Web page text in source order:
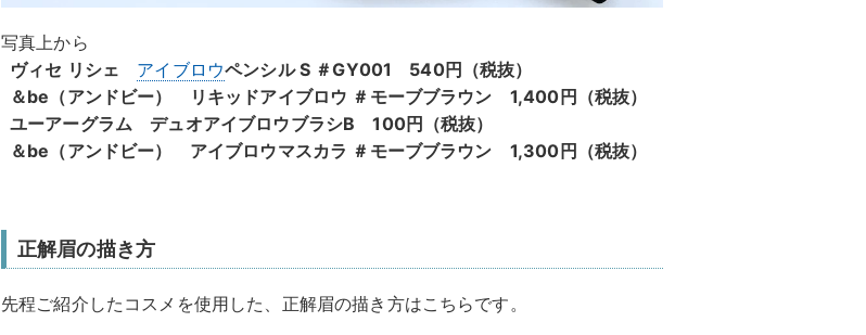
写真上から
ヴィセ リシェ アイブロウペンシル S ＃GY001 540円（税抜）
＆be（アンドビー） リキッドアイブロウ ＃モーブブラウン 1,400円（税抜）
ユーアーグラム デュオアイブロウブラシB 100円（税抜）
＆be（アンドビー） アイブロウマスカラ ＃モーブブラウン 1,300円（税抜）
正解眉の描き方
先程ご紹介したコスメを使用した、正解眉の描き方はこちらです。